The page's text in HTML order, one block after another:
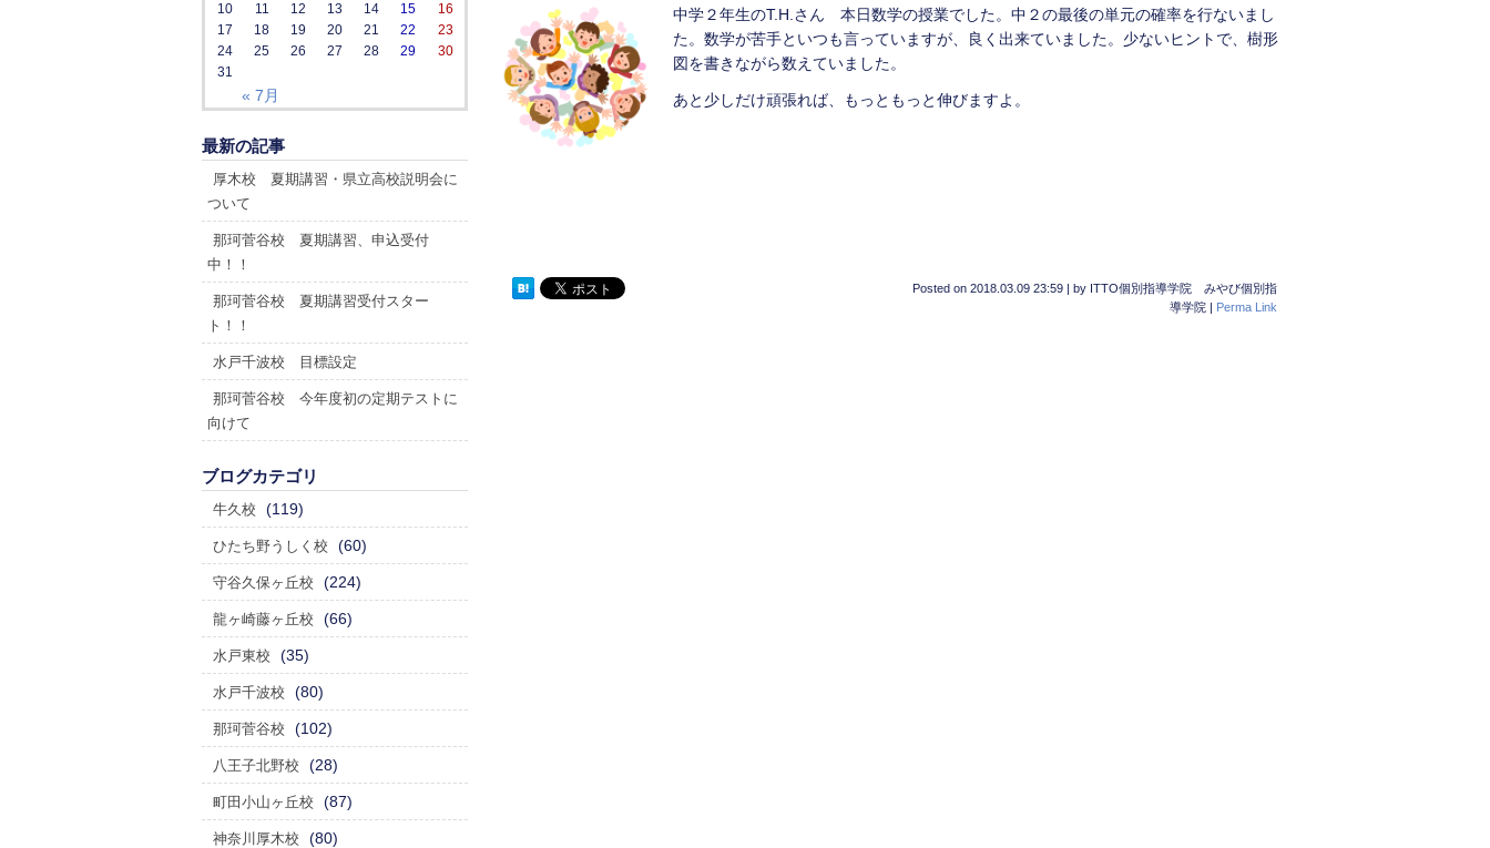
中学２年生のT.H.さん 本日数学の授業でした。中２の最後の単元の確率を行ないまし
た。数学が苦手といつも言っていますが、良く出来ていました。少ないヒントで、樹形
図を書きながら数えていました。
あと少しだけ頑張れば、もっともっと伸びますよ。
Posted on 2018.03.09 23:59 | by ITTO個別指導学院 みやび個別指
導学院 | Perma Link
« 7月
10
11 12 13 14 15
16
17
18 19 20 21 22
23
24
25 26 27 28 29
30
31
最新の記事
厚木校 夏期講習・県立高校説明会に
ついて
那珂菅谷校 夏期講習、申込受付
中！！
那珂菅谷校 夏期講習受付スター
ト！！
水戸千波校 目標設定
那珂菅谷校 今年度初の定期テストに
向けて
ブログカテゴリ
牛久校 (119)
ひたち野うしく校 (60)
守谷久保ヶ丘校 (224)
龍ヶ崎藤ヶ丘校 (66)
水戸東校 (35)
水戸千波校 (80)
那珂菅谷校 (102)
八王子北野校 (28)
町田小山ヶ丘校 (87)
神奈川厚木校 (80)